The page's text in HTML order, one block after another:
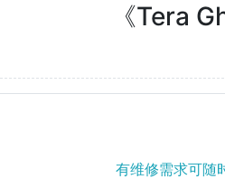
《Tera
有维修需求可随